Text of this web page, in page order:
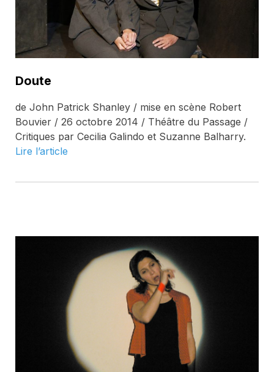
Doute
de John Patrick Shanley / mise en scène Robert
Bouvier / 26 octobre 2014 / Théâtre du Passage /
Critiques par Cecilia Galindo et Suzanne Balharry.
Lire l’article